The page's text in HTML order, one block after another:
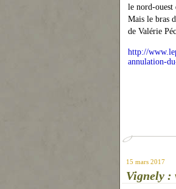
le nord-ouest
Mais le bras
de Valérie
http://
annulation-
15 mars 2017
Vignely :